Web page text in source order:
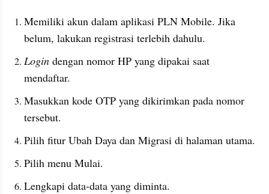
Memiliki akun dalam aplikasi PLN Mobile. Jika
belum, lakukan registrasi terlebih dahulu.
Login dengan nomor HP yang dipakai saat
mendaftar.
Masukkan kode OTP yang dikirimkan pada nomor
tersebut.
Pilih fitur Ubah Daya dan Migrasi di halaman utama.
Pilih menu Mulai.
Lengkapi data-data yang diminta.